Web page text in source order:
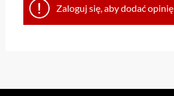
Zaloguj się, aby dodać opinię